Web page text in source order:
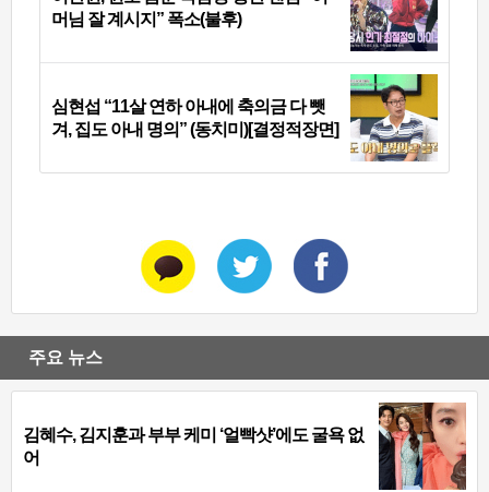
머님 잘 계시지” 폭소(불후)
심현섭 “11살 연하 아내에 축의금 다 뺏
겨, 집도 아내 명의” (동치미)[결정적장면]
주요 뉴스
김혜수, 김지훈과 부부 케미 ‘얼빡샷’에도 굴욕 없
어